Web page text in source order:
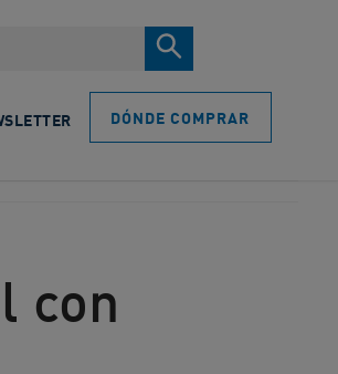
DÓNDE COMPRAR
con